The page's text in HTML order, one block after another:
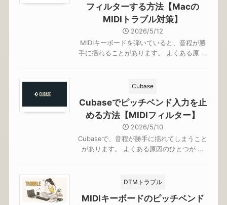
フィルターする方法【Macの
MIDIトラブル対策】
2026/5/12
MIDIキーボードを弾いていると、音程が勝
手に揺れることがあります。 よくある原 ...
Cubase
Cubaseでピッチベンド入力を止
める方法【MIDIフィルター】
2026/5/10
Cubaseで、音程が勝手に揺れてしまうこと
があります。 よくある原因のひとつが ...
DTMトラブル
MIDIキーボードのピッチベンド